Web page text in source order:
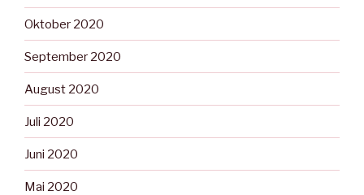
Oktober 2020
September 2020
August 2020
Juli 2020
Juni 2020
Mai 2020